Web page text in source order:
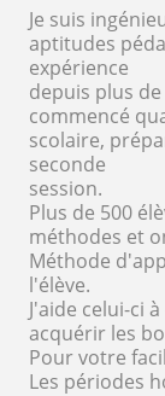
Je suis
aptitudes
expérience
depuis plus
commencé
scolaire,
seconde
session.
Plus de 500
méthodes et
Méthode
l'élève.
J'aide celui-ci
acquérir les
Pour votre
Les périodes